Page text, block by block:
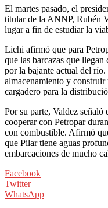
El martes pasado, el
titular de la ANNP, Rubén
lugar a fin de estudiar la
Lichi afirmó que para
que las barcazas que
por la bajante actual del río.
almacenamiento y
cargadero para la
Por su parte, Valdez señaló
cooperar con Petropar
con combustible. Afirmó
que Pilar tiene aguas
embarcaciones de mucho
Facebook
Twitter
WhatsApp